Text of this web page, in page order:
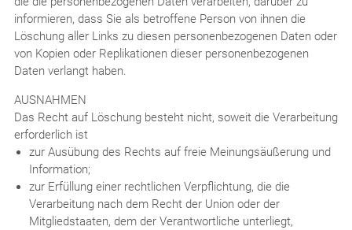
informieren, dass Sie als betroffene Person von ihnen die
Löschung aller Links zu diesen personenbezogenen Daten oder
von Kopien oder Replikationen dieser personenbezogenen
Daten verlangt haben.
AUSNAHMEN
Das Recht auf Löschung besteht nicht, soweit die Verarbeitung
erforderlich ist
zur Ausübung des Rechts auf freie Meinungsäußerung und
Information;
zur Erfüllung einer rechtlichen Verpflichtung, die die
Verarbeitung nach dem Recht der Union oder der
Mitgliedstaaten, dem der Verantwortliche unterliegt,